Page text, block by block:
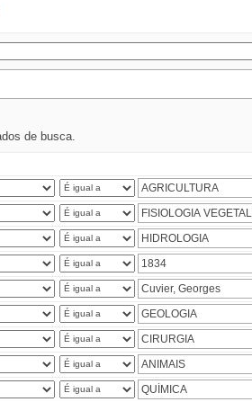
de busca.